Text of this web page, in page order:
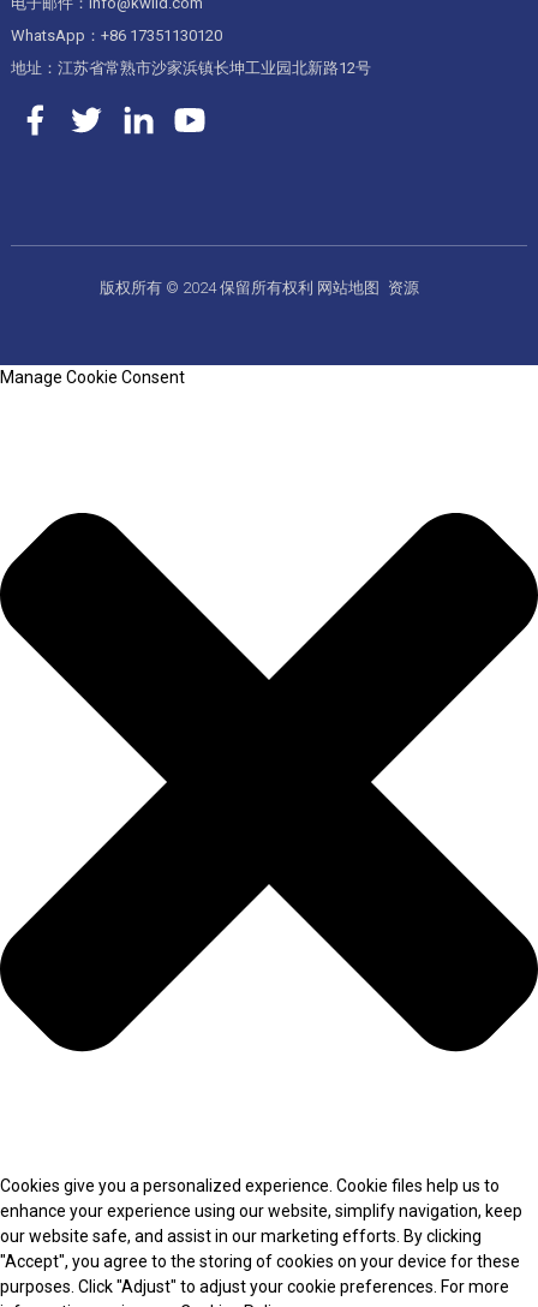
WhatsApp：+86 17351130120
地址：江苏省常熟市沙家浜镇长坤工业园北新路12号
版权所有 © 2024 保留所有权利 网站地图 资源
Manage Cookie Consent
Cookies give you a personalized experience. Cookie files help us to
enhance your experience using our website, simplify navigation, keep
our website safe, and assist in our marketing efforts. By clicking
"Accept", you agree to the storing of cookies on your device for these
purposes. Click "Adjust" to adjust your cookie preferences. For more